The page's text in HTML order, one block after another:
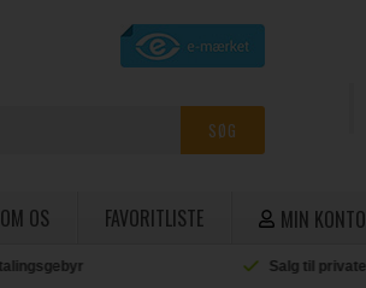
OM OS FAVORITLISTE MIN KONTO
Salg til private og institutioner